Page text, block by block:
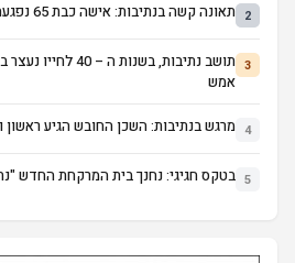
2 תאונה קשה בנתיבות: אישה כבת 65 נפגעה מרכב ומורדמת ומונשמת
3
תושב נתיבות, בשנות
אמש
4 מרגש בנתיבות: השכן החובש הגיע ראשון
5 בטקס חגיגי: נחנך בית המרקחת החדש